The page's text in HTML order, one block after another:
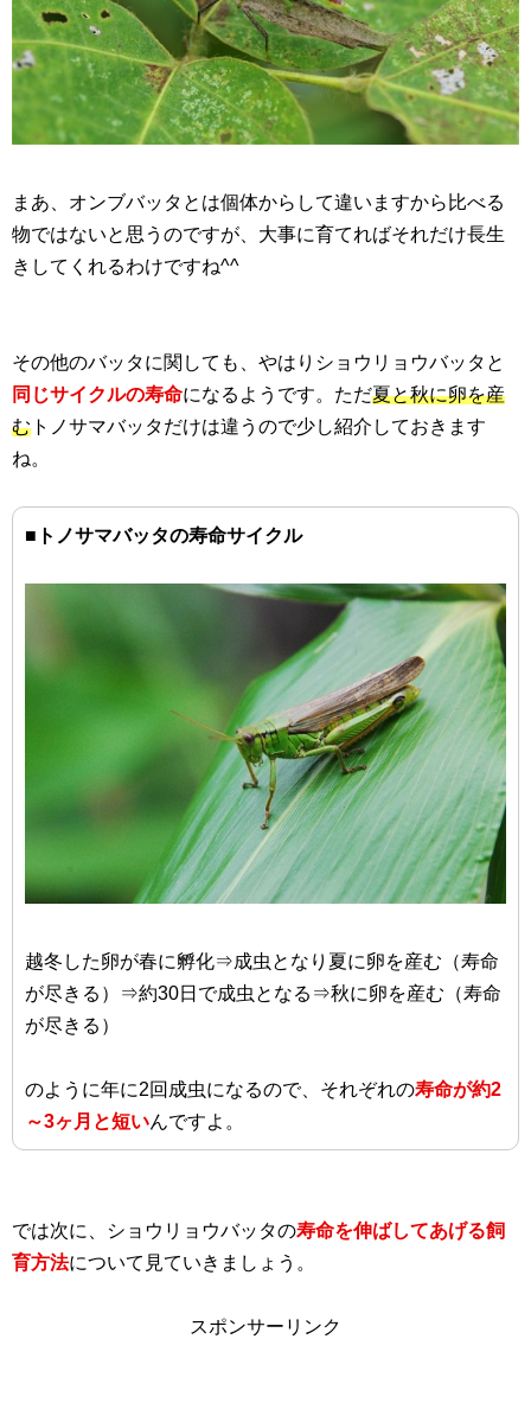
まあ、オンブバッタとは個体からして違いますから比べる
物ではないと思うのですが、大事に育てればそれだけ長生
きしてくれるわけですね^^
その他のバッタに関しても、やはりショウリョウバッタと
同じサイクルの寿命になるようです。ただ夏と秋に卵を産
む トノサマバッタだけは違うので少し紹介しておきます
ね。
■トノサマバッタの寿命サイクル
越冬した卵が春に孵化⇒成虫となり夏に卵を産む（寿命
が尽きる）⇒約30日で成虫となる⇒秋に卵を産む（寿命
が尽きる）
のように年に2回成虫になるので、それぞれの寿命が約2
～3ヶ月と短いんですよ。
では次に、ショウリョウバッタの寿命を伸ばしてあげる飼
育方法について見ていきましょう。
スポンサーリンク